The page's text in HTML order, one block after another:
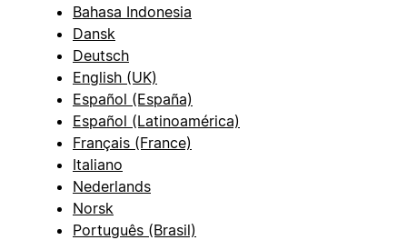
Bahasa Indonesia
Dansk
Deutsch
English (UK)
Español (España)
Español (Latinoamérica)
Français (France)
Italiano
Nederlands
Norsk
Português (Brasil)